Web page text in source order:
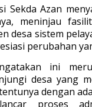
Sekda Azan
meninjau
desa sistem
perubahan
ini
desa yang
dengan
proses